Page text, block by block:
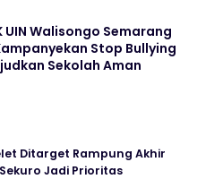
UIN Walisongo Semarang
Stop Bullying
Sekolah Aman
Ditarget Rampung Akhir
Jadi Prioritas